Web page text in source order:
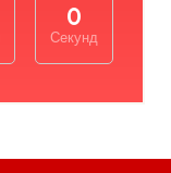
0
Секунд